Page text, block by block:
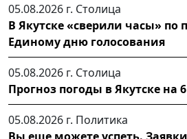
05.08.2026 г. Столица
В Якутске «сверили часы» по
Единому дню голосования
05.08.2026 г. Столица
Прогноз погоды в Якутске на 6
05.08.2026 г. Политика
Вы еще можете успеть.